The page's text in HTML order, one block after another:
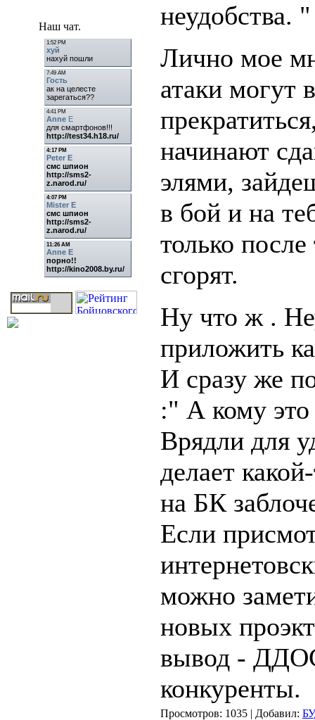
Наш чат.
неудобства. "
Лично мое
атаки могут
начинают
элями,
в бой и на
только после
сгорят.
Ну что ж .
приложить
И сразу же
:" А кому это
Врядли для
делает
на БК
Если
можно
новых
вывод -
конкуренты.
Просмотров: 1035 | Добавил: